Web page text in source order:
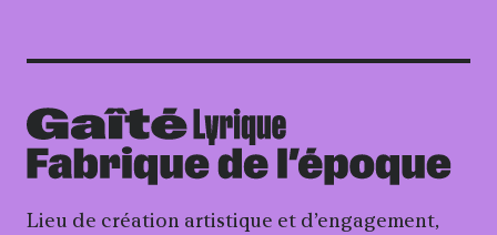
Lieu de création artistique et d’engagement,